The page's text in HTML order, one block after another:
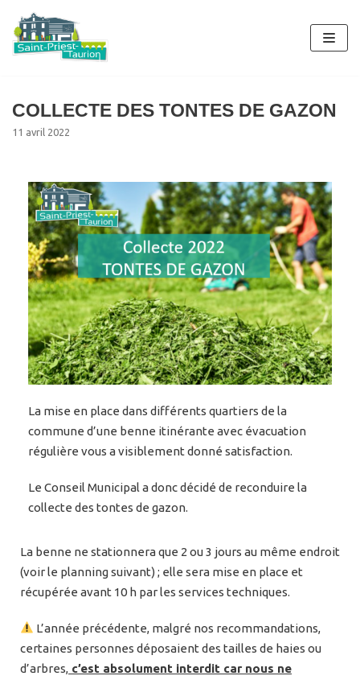
Aller
au
contenu
COLLECTE DES TONTES DE GAZON
11 avril 2022
La mise en place dans différents quartiers de la
commune d’une benne itinérante avec évacuation
régulière vous a visiblement donné satisfaction.
Le Conseil Municipal a donc décidé de reconduire la
collecte des tontes de gazon.
La benne ne stationnera que 2 ou 3 jours au même endroit
(voir le planning suivant) ; elle sera mise en place et
récupérée avant 10 h par les services techniques.
L’année précédente, malgré nos recommandations,
certaines personnes déposaient des tailles de haies ou
d’arbres, c’est absolument interdit car nous ne